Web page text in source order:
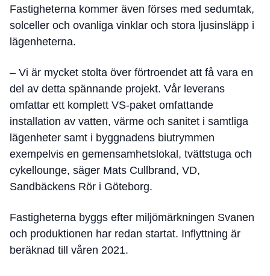
Fastigheterna kommer även förses med sedumtak,
solceller och ovanliga vinklar och stora ljusinsläpp i
lägenheterna.
– Vi är mycket stolta över förtroendet att få vara en
del av detta spännande projekt. Vår leverans
omfattar ett komplett VS-paket omfattande
installation av vatten, värme och sanitet i samtliga
lägenheter samt i byggnadens biutrymmen
exempelvis en gemensamhetslokal, tvättstuga och
cykellounge, säger Mats Cullbrand, VD,
Sandbäckens Rör i Göteborg.
Fastigheterna byggs efter miljömärkningen Svanen
och produktionen har redan startat. Inflyttning är
beräknad till våren 2021.